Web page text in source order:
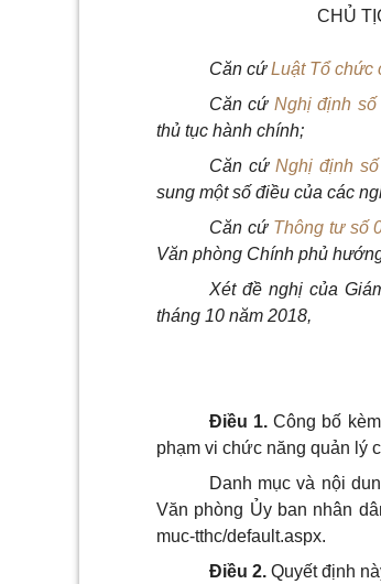
CHỦ
Căn cứLuật Tổ chức
Căn cứ Nghị định
thủ tục hành chính;
Căn cứNghị định
sung một số điều của các
Căn cứ Thông tư số
Văn phòng Chính phủ
Xét đề nghị của
tháng 10 năm 2018,
Điều 1. Công bố
phạm vi chức năng quản lý
Danh mục và nội
Văn phòng Ủy ban nhân
muc-tthc/default.aspx.
Điều 2. Quyết định